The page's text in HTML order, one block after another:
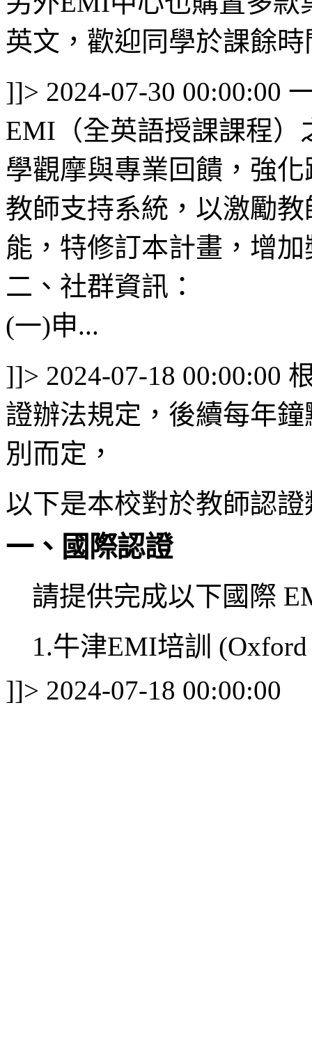
英文，歡迎同學於課餘時
]]> 2024-07-30 00:00:00
EMI（全英語授課課程
學觀摩與專業回饋，強
教師支持系統，以激勵
能，特修訂本計畫，增
二、社群資訊：
(一)申...
]]> 2024-07-18 00:00:00
證辦法規定，後續每年
別而定，
以下是本校對於教師認
一、國際認證
請提供完成以下國際
1.牛津EMI培訓
]]> 2024-07-18 00:00:00